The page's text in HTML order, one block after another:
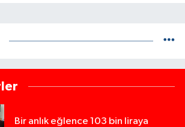
Bir anlık eğlence 103 bin liraya